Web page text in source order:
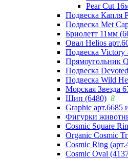
Pear Cut
Подвеска Капля
Подвеска Met
Бриолетт 11мм
Овал Helios
Подвеска Victory
Прямоугольник
Подвеска
Подвеска Wild
Морская Звезда
Шип (6480) 8
Graphic арт.6685
Фигурки
Cosmic Square
Organic Cosmic
Cosmic Ring
Cosmic Oval